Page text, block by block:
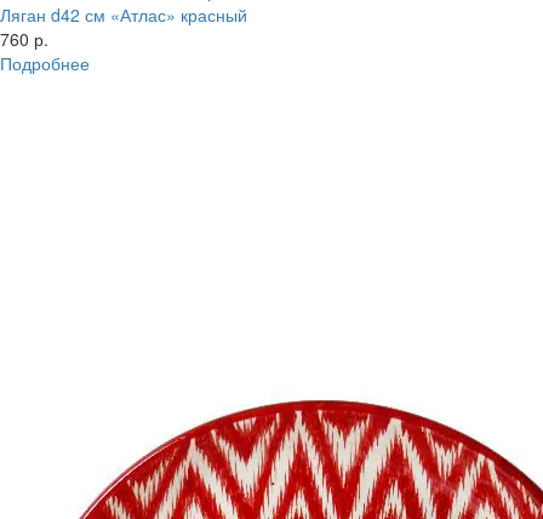
Ляган d42 см «Атлас» красный
760 р.
Подробнее